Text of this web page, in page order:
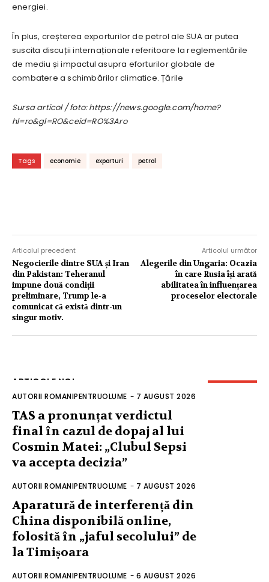
energiei.
În plus, creșterea exporturilor de petrol ale SUA ar putea
suscita discuții internaționale referitoare la reglementările
de mediu și impactul asupra eforturilor globale de
combatere a schimbărilor climatice. Țările
Sursa articol / foto: https://news.google.com/home?
hl=ro&gl=RO&ceid=RO%3Aro
Tags economie exporturi petrol
Articolul precedent
Negocierile dintre SUA și Iran
din Pakistan: Teheranul
impune două condiții
preliminare, Trump le-a
comunicat că există dintr-un
singur motiv.
Articolul următor
Alegerile din Ungaria: Ocazia
în care Rusia își arată
abilitatea în influențarea
proceselor electorale
ARTICOLE NOI
AUTORII ROMANIPENTRUOLUME - 7 AUGUST 2026
TAS a pronunțat verdictul
final în cazul de dopaj al lui
Cosmin Matei: „Clubul Sepsi
va accepta decizia”
AUTORII ROMANIPENTRUOLUME - 7 AUGUST 2026
Aparatură de interferență din
China disponibilă online,
folosită în „jaful secolului” de
la Timișoara
AUTORII ROMANIPENTRUOLUME - 6 AUGUST 2026